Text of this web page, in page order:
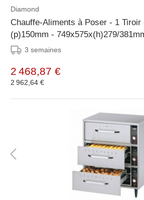
Diamond
Chauffe-Aliments à Poser - 1 Tiroir
(p)150mm - 749x575x(h)279/
3 semaines
2 468,87 €
2 962,64 €